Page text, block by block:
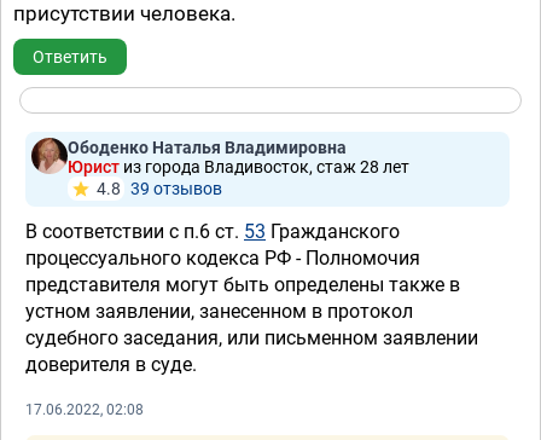
присутствии человека.
Ответить
Ободенко Наталья Владимировна
Юрист из города Владивосток, стаж 28 лет
4.8 39 отзывов
В соответствии с п.6 ст. 53 Гражданского
процессуального кодекса РФ - Полномочия
представителя могут быть определены также в
устном заявлении, занесенном в протокол
судебного заседания, или письменном заявлении
доверителя в суде.
17.06.2022, 02:08